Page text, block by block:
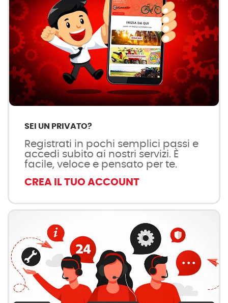
SEI UN PRIVATO?
Registrati in pochi semplici passi e
accedi subito ai nostri servizi. È
facile, veloce e pensato per te.
CREA IL TUO ACCOUNT